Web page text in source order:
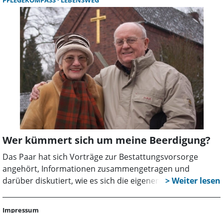
eine Phase der positiven Erinnerung zu kommen.
Wer kümmert sich um meine Beerdigung?
Das Paar hat sich Vorträge zur Bestattungsvorsorge
angehört, Informationen zusammengetragen und
darüber diskutiert, wie es sich die eigenen Beerdigungen
Impressum